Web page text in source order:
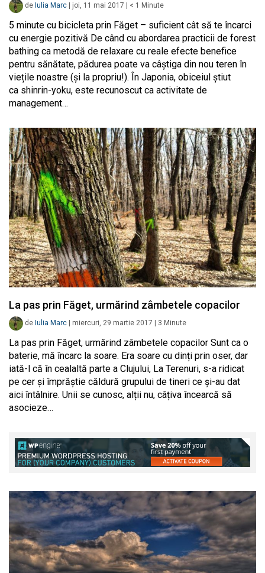
de Iulia Marc joi, 11 mai 2017 < 1 Minute
5 minute cu bicicleta prin Făget – suficient cât să te încarci
cu energie pozitivă De când cu abordarea practicii de forest
bathing ca metodă de relaxare cu reale efecte benefice
pentru sănătate, pădurea poate va câștiga din nou teren în
viețile noastre (și la propriu!). În Japonia, obiceiul știut
ca shinrin-yoku, este recunoscut ca activitate de
management…
La pas prin Făget, urmărind zâmbetele copacilor
de Iulia Marc miercuri, 29 martie 2017 3 Minute
La pas prin Făget, urmărind zâmbetele copacilor Sunt ca o
baterie, mă încarc la soare. Era soare cu dinți prin oser, dar
iată-l că în cealaltă parte a Clujului, La Terenuri, s-a ridicat
pe cer și împrăștie căldură grupului de tineri ce și-au dat
aici întâlnire. Unii se cunosc, alții nu, câțiva încearcă să
asocieze…